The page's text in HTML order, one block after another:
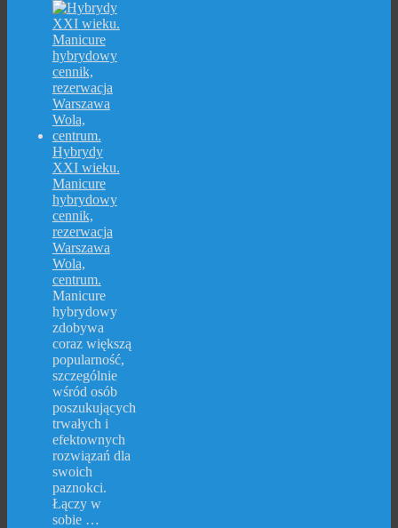
Hybrydy
XXI wieku.
Manicure
hybrydowy
cennik,
rezerwacja
Warszawa
Wola,
centrum.
Manicure
hybrydowy
zdobywa
coraz większą
popularność,
szczególnie
wśród osób
poszukujących
trwałych i
efektownych
rozwiązań dla
swoich
paznokci.
Łączy w
sobie …